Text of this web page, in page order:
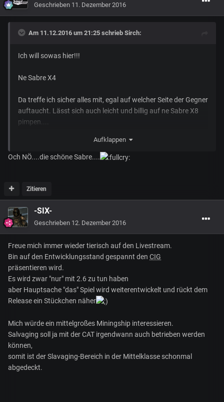
Geschrieben 11. Dezember 2016
Am 11.12.2016 um 21:25 schrieb Sirch:
Ich will sowas hier!!!
Ne Sabre X4
Da treffe ich sicher alles mit, egal auf welcher Seite der Gegner
auftaucht. Lässt sich auch leicht und billig auf ne Sabre X8
pimpen....
Tschüß ihr Hornets dieser Welt!
Aufklappen
Och NÖ....die schöne Sabre....
Zitieren
-SIX-
Geschrieben 12. Dezember 2016
Freue mich immer wieder tierisch auf den Livestream.
Bin auf den Entwicklungsstand gespannt den CIG
präsentieren wird.
Es wird zwar "nur" mit 2.6 zu tun haben
aber Hauptsache "das" Spiel wird weiterentwickelt und rückt dem
Release ein Stückchen näher
Mich würde ein mittelgroßes Miningship interessieren.
Salvaging soll ja mit der CAT irgendwann auch betrieben werden
können,
somit ist der Slavaging-Bereich in der Mittelklasse schonmal
abgedeckt.